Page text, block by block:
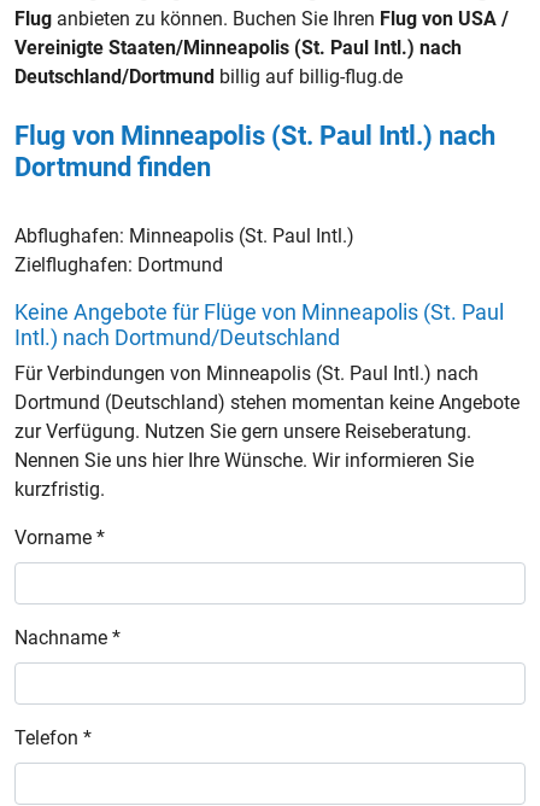
Flug anbieten zu können. Buchen Sie Ihren Flug von USA /
Vereinigte Staaten/Minneapolis (St. Paul Intl.) nach
Deutschland/Dortmund billig auf billig-flug.de
Flug von Minneapolis (St. Paul Intl.) nach
Dortmund finden
Abflughafen: Minneapolis (St. Paul Intl.)
Zielflughafen: Dortmund
Keine Angebote für Flüge von Minneapolis (St. Paul
Intl.) nach Dortmund/Deutschland
Für Verbindungen von Minneapolis (St. Paul Intl.) nach
Dortmund (Deutschland) stehen momentan keine Angebote
zur Verfügung. Nutzen Sie gern unsere Reiseberatung.
Nennen Sie uns hier Ihre Wünsche. Wir informieren Sie
kurzfristig.
Vorname *
Nachname *
Telefon *